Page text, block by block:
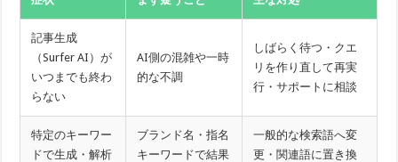
記事生成
（Surfer AI）が
いつまでも終わ
らない
AI側の混雑や一時
的な不調
しばらく待つ・クエ
リを作り直して再実
行・サポートに相談
特定のキーワー
ドで生成・解析
ブランド名・指名
キーワードで結果
一般的な検索語へ変
更・関連語に置き換